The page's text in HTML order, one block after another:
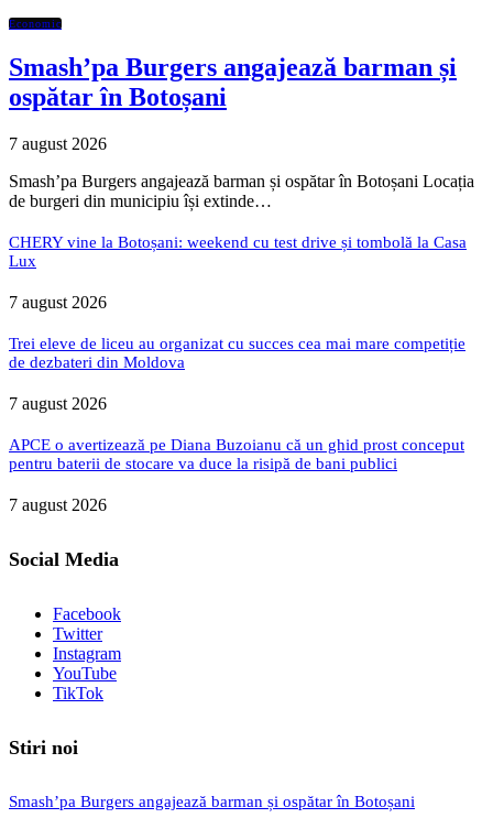
Economic
Smash’pa Burgers angajează barman și
ospătar în Botoșani
7 august 2026
Smash’pa Burgers angajează barman și ospătar în Botoșani Locația
de burgeri din municipiu își extinde…
CHERY vine la Botoșani: weekend cu test drive și tombolă la Casa
Lux
7 august 2026
Trei eleve de liceu au organizat cu succes cea mai mare competiție
de dezbateri din Moldova
7 august 2026
APCE o avertizează pe Diana Buzoianu că un ghid prost conceput
pentru baterii de stocare va duce la risipă de bani publici
7 august 2026
Social Media
Facebook
Twitter
Instagram
YouTube
TikTok
Stiri noi
Smash’pa Burgers angajează barman și ospătar în Botoșani